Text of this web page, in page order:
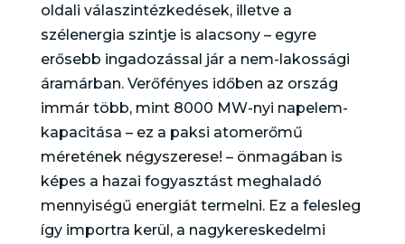
oldali válaszintézkedések, illetve a
szélenergia szintje is alacsony – egyre
erősebb ingadozással jár a nem-lakossági
áramárban. Verőfényes időben az ország
immár több, mint 8000 MW-nyi napelem-
kapacitása – ez a paksi atomerőmű
méretének négyszerese! – önmagában is
képes a hazai fogyasztást meghaladó
mennyiségű energiát termelni. Ez a felesleg
így importra kerül, a nagykereskedelmi